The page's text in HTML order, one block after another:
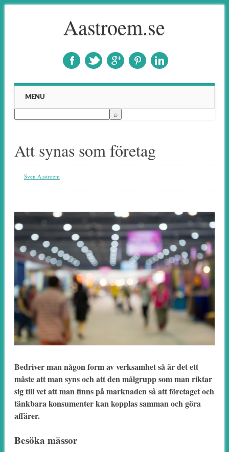
Aastroem.se
Main menu
Skip to content
MENU
Att synas som företag
Sven Aastroem
Bedriver man någon form av verksamhet så är det ett
måste att man syns och att den målgrupp som man riktar
sig till vet att man finns på marknaden så att företaget och
tänkbara konsumenter kan kopplas samman och göra
affärer.
Besöka mässor